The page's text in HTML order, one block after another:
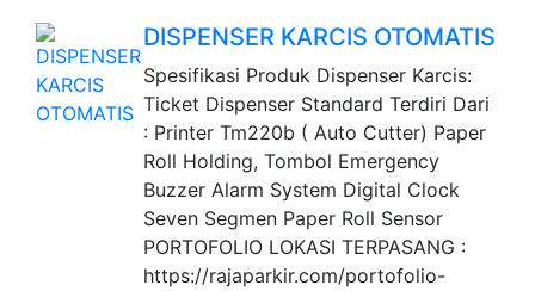
DISPENSER KARCIS OTOMATIS
Spesifikasi Produk Dispenser Karcis:
Ticket Dispenser Standard Terdiri Dari
: Printer Tm220b ( Auto Cutter) Paper
Roll Holding, Tombol Emergency
Buzzer Alarm System Digital Clock
Seven Segmen Paper Roll Sensor
PORTOFOLIO LOKASI TERPASANG :
https://rajaparkir.com/portofolio-